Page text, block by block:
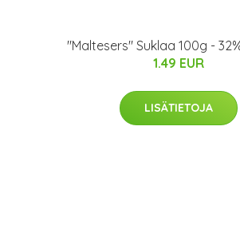
"Maltesers" Suklaa 100g -
1.49 EUR
LISÄTIETOJA